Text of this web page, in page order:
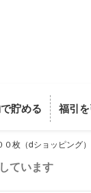
貯める 福引を
枚（dショッピング）
ています